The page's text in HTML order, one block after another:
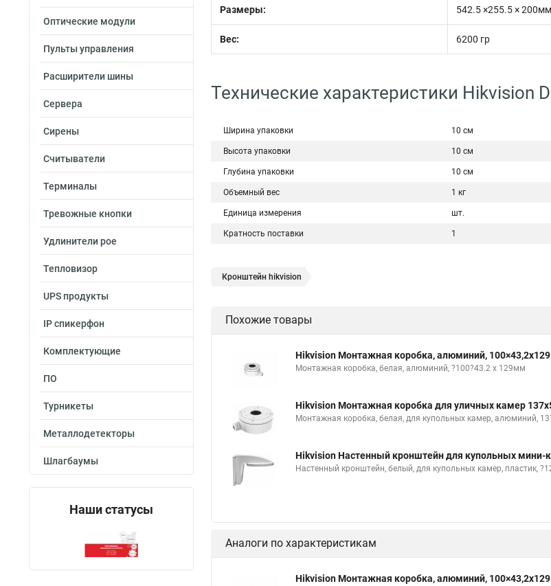
Оптические модули
Пульты управления
Расширители шины
Сервера
Сирены
Считыватели
Терминалы
Тревожные кнопки
Удлинители poe
Тепловизор
UPS продукты
IP спикерфон
Комплектующие
ПО
Турникеты
Металлодетекторы
Шлагбаумы
Наши статусы
Размеры: 542.5 ×255.5 × 200мм
Вес: 6200 гр
Технические характеристики Hikvision
Ширина упаковки 10 см
Высота упаковки 10 см
Глубина упаковки 10 см
Объемный вес 1 кг
Единица измерения шт.
Кратность поставки 1
Кронштейн hikvision
Похожие товары
Hikvision Монтажная коробка, алюминий,
Монтажная коробка, белая, алюминий, ?100?43.2 x 129мм
Hikvision Монтажная коробка для уличных камер
Монтажная коробка, белая, для купольных камер, алюминий,
Hikvision Настенный кронштейн для купольных мини-
Настенный кронштейн, белый, для купольных камер, пластик,
Аналоги по характеристикам
Hikvision Монтажная коробка, алюминий,